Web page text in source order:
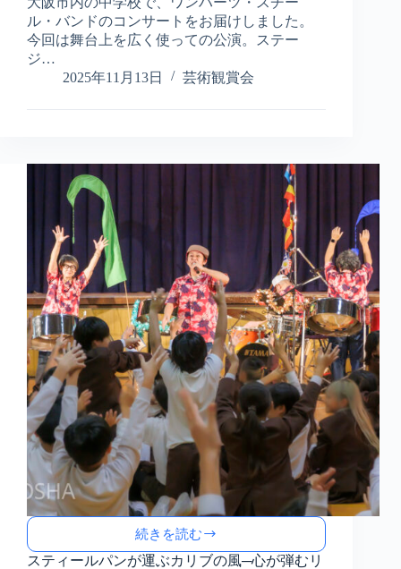
阪
市
の
学
ス
パ
ン
コ
ン
サ
ー
ト！
ワ
ン
ハ
ー
ツ・
ー
ル・
バ
ン
ル・バンドのコンサートをお届けしました。
今回は舞台上を広く使っての公演。ステー
ジ…
2025年11月13日
芸術観賞会
続きを読む
ス
テ
スティールパンが運ぶカリブの風─心が弾むリ